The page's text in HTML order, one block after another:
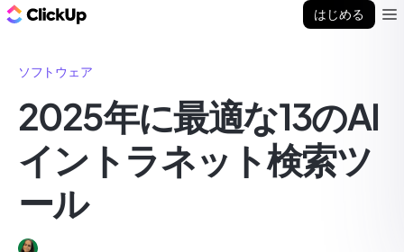
はじめる
ソフトウェア
2025年に最適な13のAI
イントラネット検索ツ
ール